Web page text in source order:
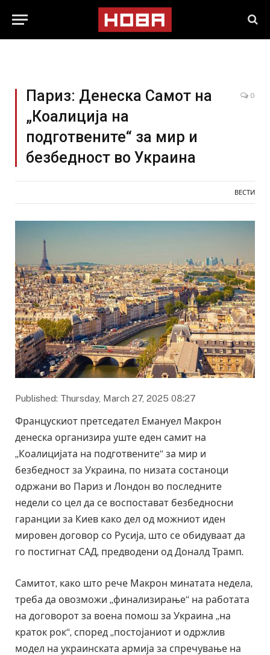
Париз: Денеска Самот на
„Коалиција на
подготвените“ за мир и
безбедност во Украина
0
ВЕСТИ
Published: Thursday, March 27, 2025 08:27
Францускиот претседател Емануел Макрон
денеска организира уште еден самит на
„Коалицијата на подготвените“ за мир и
безбедност за Украина, по низата состаноци
одржани во Париз и Лондон во последните
недели со цел да се воспостават безбедносни
гаранции за Киев како дел од можниот иден
мировен договор со Русија, што се обидуваат да
го постигнат САД, предводени од Доналд Трамп.
Самитот, како што рече Макрон минатата недела,
треба да овозможи „финализирање“ на работата
на договорот за воена помош за Украина „на
краток рок“, според „постојаниот и одржлив
модел на украинската армија за спречување на